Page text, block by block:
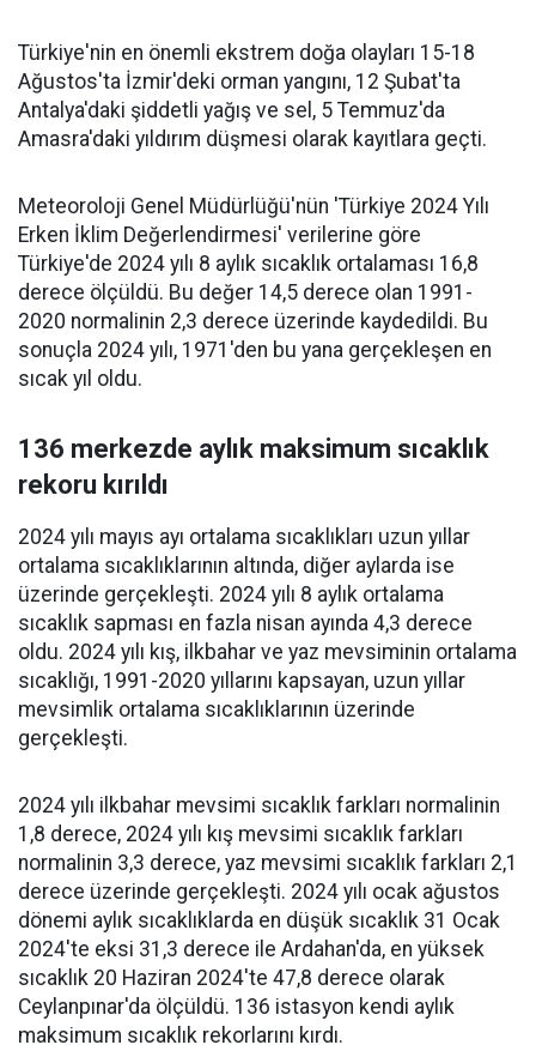
Türkiye'nin en önemli ekstrem doğa olayları 15-18
Ağustos'ta İzmir'deki orman yangını, 12 Şubat'ta
Antalya'daki şiddetli yağış ve sel, 5 Temmuz'da
Amasra'daki yıldırım düşmesi olarak kayıtlara geçti.
Meteoroloji Genel Müdürlüğü'nün 'Türkiye 2024 Yılı
Erken İklim Değerlendirmesi' verilerine göre
Türkiye'de 2024 yılı 8 aylık sıcaklık ortalaması 16,8
derece ölçüldü. Bu değer 14,5 derece olan 1991-
2020 normalinin 2,3 derece üzerinde kaydedildi. Bu
sonuçla 2024 yılı, 1971'den bu yana gerçekleşen en
sıcak yıl oldu.
136 merkezde aylık maksimum sıcaklık
rekoru kırıldı
2024 yılı mayıs ayı ortalama sıcaklıkları uzun yıllar
ortalama sıcaklıklarının altında, diğer aylarda ise
üzerinde gerçekleşti. 2024 yılı 8 aylık ortalama
sıcaklık sapması en fazla nisan ayında 4,3 derece
oldu. 2024 yılı kış, ilkbahar ve yaz mevsiminin ortalama
sıcaklığı, 1991-2020 yıllarını kapsayan, uzun yıllar
mevsimlik ortalama sıcaklıklarının üzerinde
gerçekleşti.
2024 yılı ilkbahar mevsimi sıcaklık farkları normalinin
1,8 derece, 2024 yılı kış mevsimi sıcaklık farkları
normalinin 3,3 derece, yaz mevsimi sıcaklık farkları 2,1
derece üzerinde gerçekleşti. 2024 yılı ocak ağustos
dönemi aylık sıcaklıklarda en düşük sıcaklık 31 Ocak
2024'te eksi 31,3 derece ile Ardahan'da, en yüksek
sıcaklık 20 Haziran 2024'te 47,8 derece olarak
Ceylanpınar'da ölçüldü. 136 istasyon kendi aylık
maksimum sıcaklık rekorlarını kırdı.